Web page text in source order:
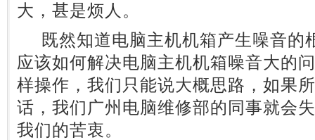
大，甚是烦人。
既然知道电脑主机机箱产生噪音的
应该如何解决电脑主机机箱噪音大的
样操作，我们只能说大概思路，如果
话，我们广州电脑维修部的同事就会
我们的苦衷。